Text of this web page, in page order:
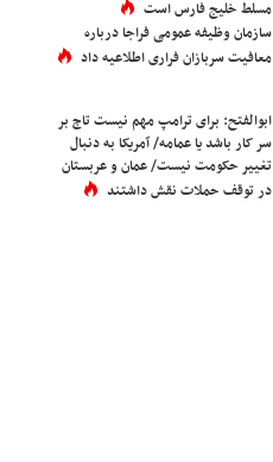
مسلط خلیج فارس است
سازمان وظیفه عمومی فراجا درباره
معافیت سربازان فراری اطلاعیه داد
ابوالفتح: برای ترامپ مهم نیست تاج بر
سر کار باشد یا عمامه/ آمریکا به دنبال
تغییر حکومت نیست/ عمان و عربستان
در توقف حملات نقش داشتند